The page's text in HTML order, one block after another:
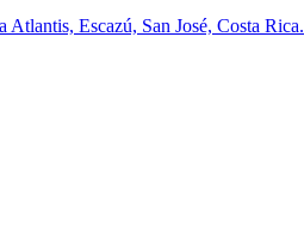
Atlantis, Escazú, San José, Costa Rica.